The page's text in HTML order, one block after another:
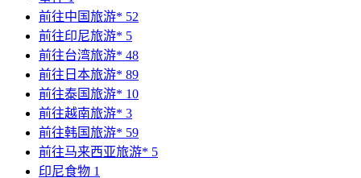
前往中国旅游* 52
前往印尼旅游* 5
前往台湾旅游* 48
前往日本旅游* 89
前往泰国旅游* 10
前往越南旅游* 3
前往韩国旅游* 59
前往马来西亚旅游* 5
印尼食物 1